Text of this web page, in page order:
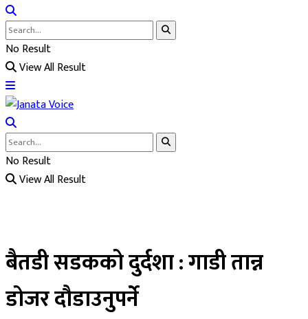
No Result
View All Result
No Result
View All Result
बैतडी सडकको दुर्दशा : गाडी तान्न
डोजर दौडाउनुपर्ने